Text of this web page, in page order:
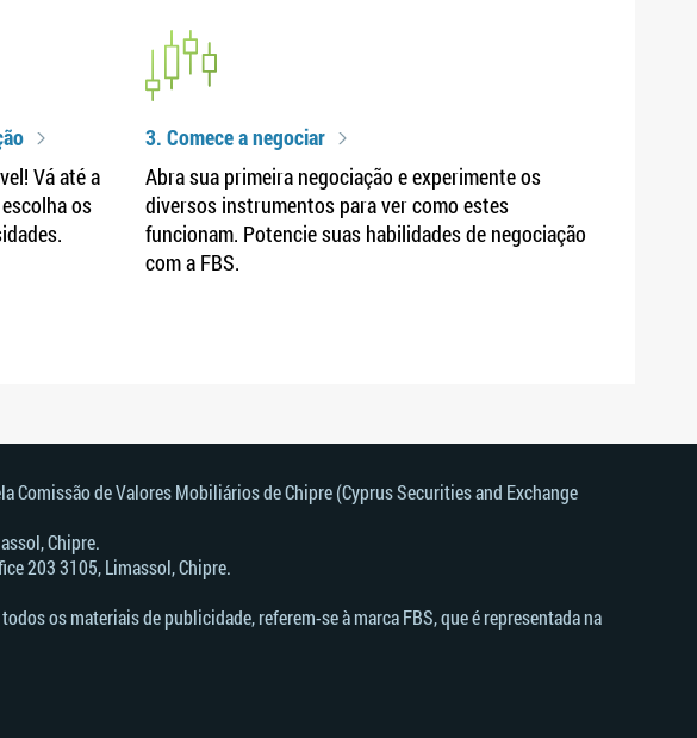
Vá até a
os
3. Comece a negociar
Abra sua primeira negociação e experimente os
diversos instrumentos para ver como estes
funcionam. Potencie suas habilidades de negociação
com a FBS.
Comissão de Valores Mobiliários de Chipre (Cyprus Securities and Exchange
Chipre.
203 3105, Limassol, Chipre.
os materiais de publicidade, referem-se à marca FBS, que é representada na